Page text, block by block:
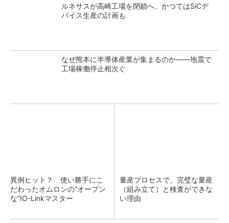
ルネサスが高崎工場を閉鎖へ、かつてはSiCデ
バイス生産の計画も
なぜ熊本に半導体産業が集まるのか――地震で
工場稼働停止相次ぐ
異例ヒット？ 使い勝手にこ
だわったオムロンの“オープン
な”IO-Linkマスター
量産プロセスで、完璧な量産
（組み立て）と検査ができな
い理由